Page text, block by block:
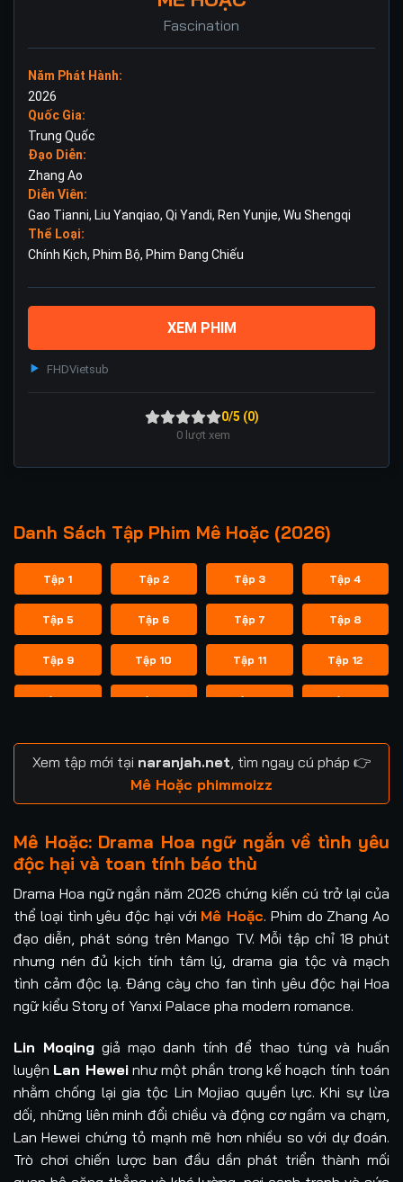
Fascination
Năm Phát Hành:
2026
Quốc Gia:
Trung Quốc
Đạo Diễn:
Zhang Ao
Diễn Viên:
Gao Tianni, Liu Yanqiao, Qi Yandi, Ren Yunjie, Wu Shengqi
Thể Loại:
Chính Kịch, Phim Bộ, Phim Đang Chiếu
XEM PHIM
FHDVietsub
0/5 (0)
0 lượt xem
Danh Sách Tập Phim Mê Hoặc (2026)
Tập 1 Tập 2 Tập 3 Tập 4
Tập 5 Tập 6 Tập 7 Tập 8
Tập 9 Tập 10 Tập 11 Tập 12
Tập 13 Tập 14 Tập 15 Tập 16
Tập 17 Tập 18 Tập 19 Tập 20
Xem tập mới tại naranjah.net , tìm ngay cú pháp 👉
Mê Hoặc phimmoizz
Mê Hoặc: Drama Hoa ngữ ngắn về tình yêu
độc hại và toan tính báo thù
Drama Hoa ngữ ngắn năm 2026 chứng kiến cú trở lại của
thể loại tình yêu độc hại với Mê Hoặc. Phim do Zhang Ao
đạo diễn, phát sóng trên Mango TV. Mỗi tập chỉ 18 phút
nhưng nén đủ kịch tính tâm lý, drama gia tộc và mạch
tình cảm độc lạ. Đáng cày cho fan tình yêu độc hại Hoa
ngữ kiểu Story of Yanxi Palace pha modern romance.
Lin Moqing giả mạo danh tính để thao túng và huấn
luyện Lan Heweinhư một phần trong kế hoạch tính toán
nhằm chống lại gia tộc Lin Mojiao quyền lực. Khi sự lừa
dối, những liên minh đổi chiều và động cơ ngầm va chạm,
Lan Hewei chứng tỏ mạnh mẽ hơn nhiều so với dự đoán.
Trò chơi chiến lược ban đầu dần phát triển thành mối